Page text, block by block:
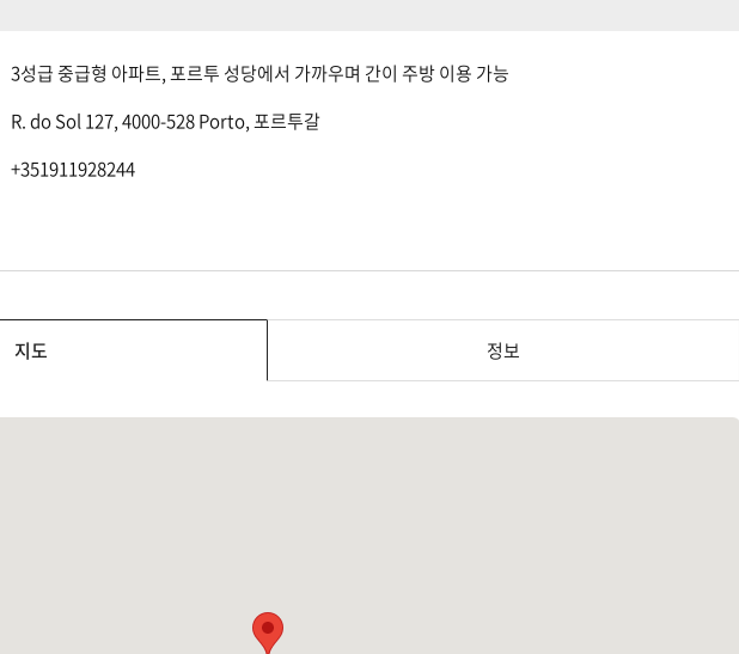
3성급 중급형 아파트, 포르투 성당에서 가까우며 간이 주방 이용 가능
R. do Sol 127, 4000-528 Porto, 포르투갈
+351911928244
지도 정보